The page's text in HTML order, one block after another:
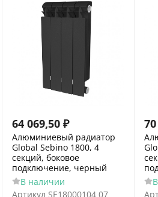
64 069,50 ₽
Алюминиевый радиатор
Global Sebino 1800, 4
секций, боковое
подключение, черный
В наличии
Артикул SE18000104 07